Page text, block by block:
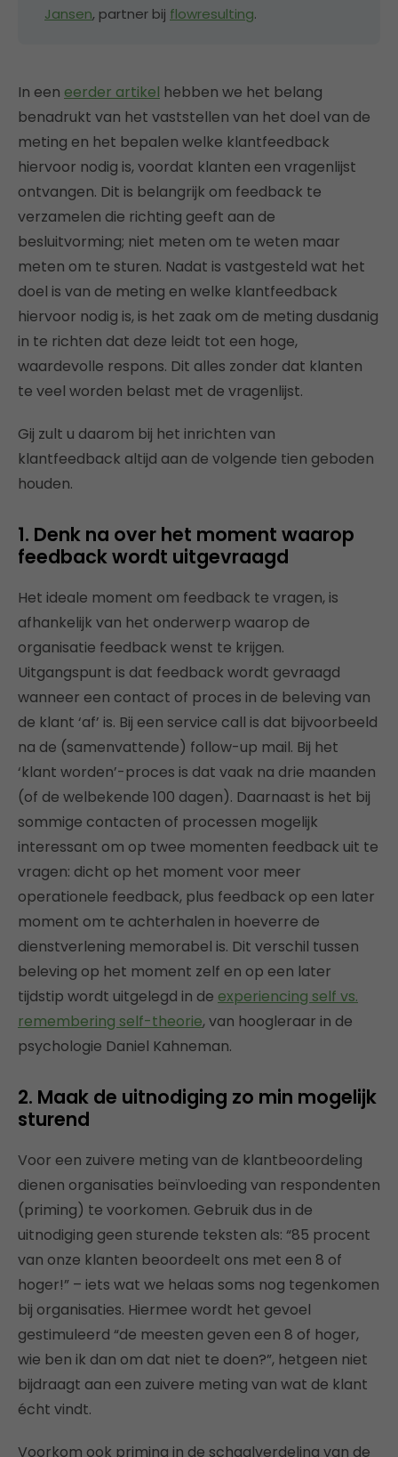
Jansen, partner bij flowresulting.
In een eerder artikel hebben we het belang
benadrukt van het vaststellen van het doel van de
meting en het bepalen welke klantfeedback
hiervoor nodig is, voordat klanten een vragenlijst
ontvangen. Dit is belangrijk om feedback te
verzamelen die richting geeft aan de
besluitvorming; niet meten om te weten maar
meten om te sturen. Nadat is vastgesteld wat het
doel is van de meting en welke klantfeedback
hiervoor nodig is, is het zaak om de meting dusdanig
in te richten dat deze leidt tot een hoge,
waardevolle respons. Dit alles zonder dat klanten
te veel worden belast met de vragenlijst.
Gij zult u daarom bij het inrichten van
klantfeedback altijd aan de volgende tien geboden
houden.
1. Denk na over het moment waarop
feedback wordt uitgevraagd
Het ideale moment om feedback te vragen, is
afhankelijk van het onderwerp waarop de
organisatie feedback wenst te krijgen.
Uitgangspunt is dat feedback wordt gevraagd
wanneer een contact of proces in de beleving van
de klant ‘af’ is. Bij een service call is dat bijvoorbeeld
na de (samenvattende) follow-up mail. Bij het
‘klant worden’-proces is dat vaak na drie maanden
(of de welbekende 100 dagen). Daarnaast is het bij
sommige contacten of processen mogelijk
interessant om op twee momenten feedback uit te
vragen: dicht op het moment voor meer
operationele feedback, plus feedback op een later
moment om te achterhalen in hoeverre de
dienstverlening memorabel is. Dit verschil tussen
beleving op het moment zelf en op een later
tijdstip wordt uitgelegd in de experiencing self vs.
remembering self-theorie, van hoogleraar in de
psychologie Daniel Kahneman.
2. Maak de uitnodiging zo min mogelijk
sturend
Voor een zuivere meting van de klantbeoordeling
dienen organisaties beïnvloeding van respondenten
(priming) te voorkomen. Gebruik dus in de
uitnodiging geen sturende teksten als: “85 procent
van onze klanten beoordeelt ons met een 8 of
hoger!” – iets wat we helaas soms nog tegenkomen
bij organisaties. Hiermee wordt het gevoel
gestimuleerd “de meesten geven een 8 of hoger,
wie ben ik dan om dat niet te doen?”, hetgeen niet
bijdraagt aan een zuivere meting van wat de klant
écht vindt.
Voorkom ook priming in de schaalverdeling van de